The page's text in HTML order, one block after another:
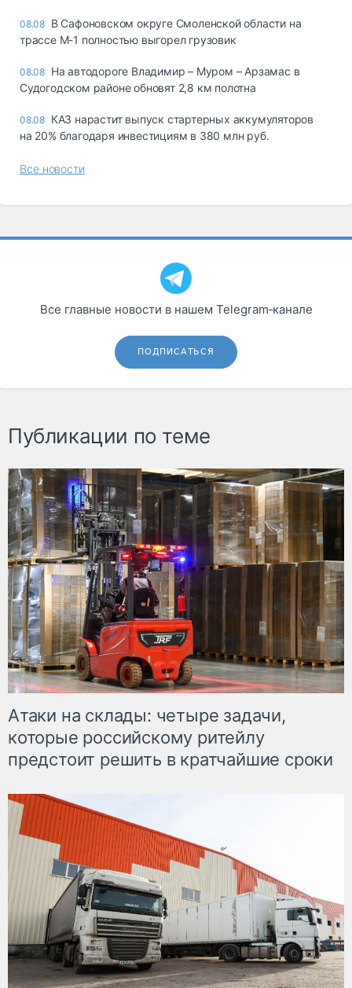
08.08 В Сафоновском округе Смоленской области на
трассе М-1 полностью выгорел грузовик
08.08 На автодороге Владимир – Муром – Арзамас в
Судогодском районе обновят 2,8 км полотна
08.08 КАЗ нарастит выпуск стартерных аккумуляторов
на 20% благодаря инвестициям в 380 млн руб.
Все новости
Все главные новости в нашем Telegram‑канале
ПОДПИСАТЬСЯ
Публикации по теме
Атаки на склады: четыре задачи,
которые российскому ритейлу
предстоит решить в кратчайшие сроки